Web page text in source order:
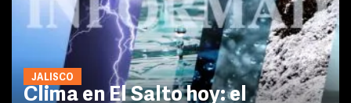
JALISCO
Clima en El Salto hoy: el